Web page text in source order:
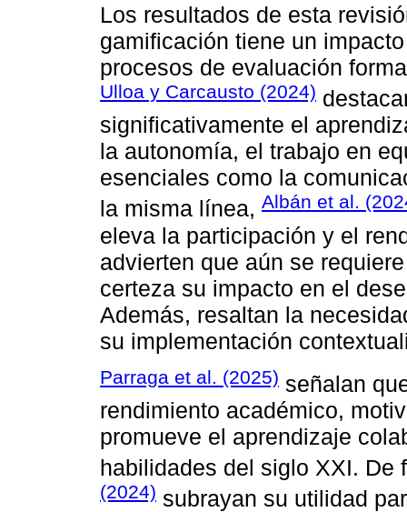
Los resultados de esta
gamificación tiene un
procesos de evaluación
Ulloa y Carcausto (2024)
significativamente el
la autonomía, el trabajo en
esenciales como la
la misma línea, Albán et al.
eleva la participación y el
advierten que aún se
certeza su impacto en el
Además, resaltan la
su implementación
Parraga et al. (2025) señalan
rendimiento académico,
promueve el aprendizaje
habilidades del siglo XXI.
(2024) subrayan su utilidad